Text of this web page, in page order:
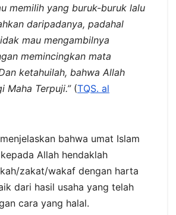
memilih yang buruk-buruk lalu
daripadanya, padahal
mau mengambilnya
memincingkan mata
ketahuilah, bahwa Allah
Maha Terpuji.”(TQS. al
bahwa umat Islam
Allah hendaklah
zakat/wakaf dengan harta
dari hasil usaha yang telah
cara yang halal.